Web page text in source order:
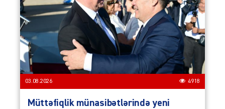
03.08.2026 4918
Müttəfiqlik münasibətlərində yeni